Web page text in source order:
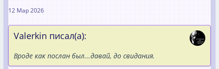
12 Мар 2026
Valerkin писал(а):
Вроде как послан был...давай, до свидания.